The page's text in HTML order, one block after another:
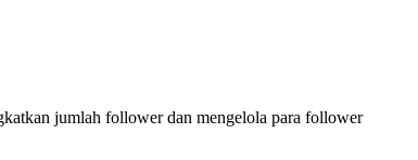
jumlah follower dan mengelola para follower